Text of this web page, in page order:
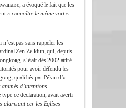
a évoqué le fait que les
« connaître le même sort »
n’est pas sans rappeler les
Zen Ze-kiun, qui, depuis
s’était dès 2002 attiré
pour avoir défendu les
qualifiés par Pékin d’«
animés d’intentions
type de déclaration, avait averti
alarmant car les Eglises